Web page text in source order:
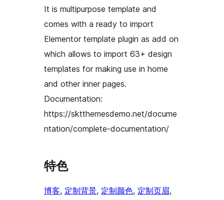
It is multipurpose template and
comes with a ready to import
Elementor template plugin as add on
which allows to import 63+ design
templates for making use in home
and other inner pages.
Documentation:
https://sktthemesdemo.net/docume
ntation/complete-documentation/
特色
博客, 定制背景, 定制颜色, 定制页眉